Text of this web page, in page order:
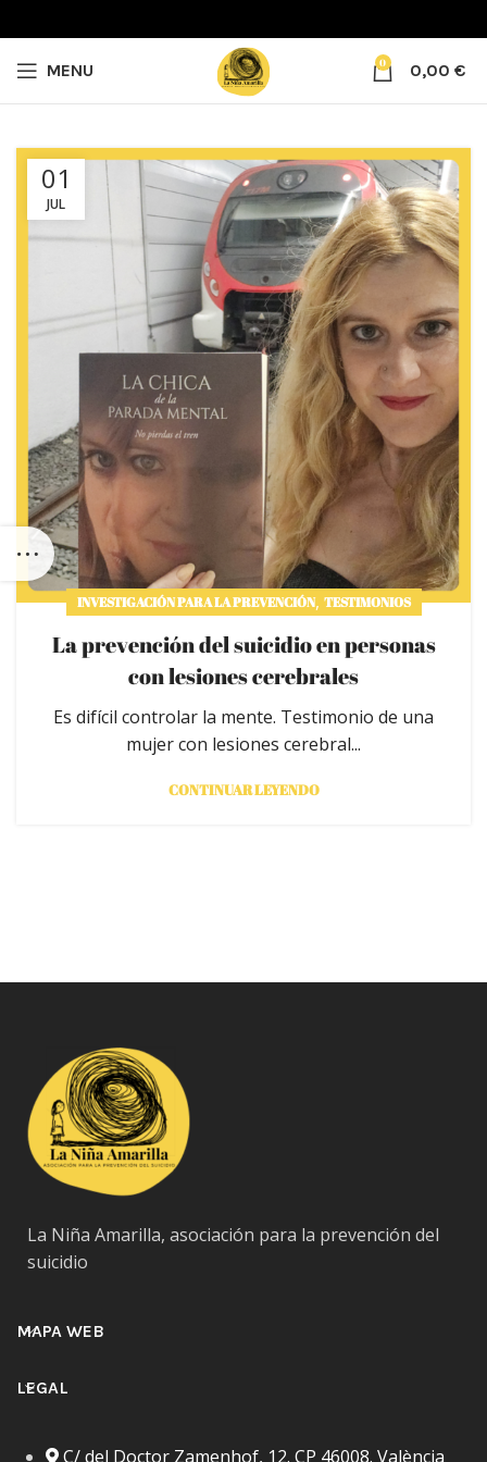
MENU 0 0,00 €
01
JUL
INVESTIGACIÓN PARA LA PREVENCIÓN, TESTIMONIOS
La prevención del suicidio en personas
con lesiones cerebrales
Es difícil controlar la mente. Testimonio de una
mujer con lesiones cerebral...
CONTINUAR LEYENDO
La Niña Amarilla, asociación para la prevención del
suicidio
MAPA WEB
LEGAL
C/ del Doctor Zamenhof, 12. CP 46008. València